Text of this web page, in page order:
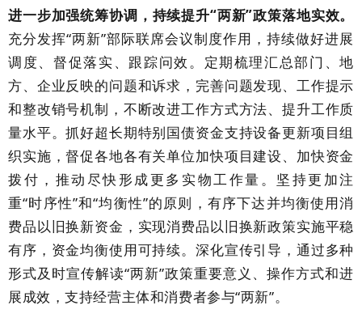
进一步加强统筹协调，持续提升“两新”政策落地实效。
充分发挥“两新”部际联席会议制度作用，持续做好进展
调度、督促落实、跟踪问效。定期梳理汇总部门、地
方、企业反映的问题和诉求，完善问题发现、工作提示
和整改销号机制，不断改进工作方式方法、提升工作质
量水平。抓好超长期特别国债资金支持设备更新项目组
织实施，督促各地各有关单位加快项目建设、加快资金
拨付，推动尽快形成更多实物工作量。坚持更加注
重“时序性”和“均衡性”的原则，有序下达并均衡使用消
费品以旧换新资金，实现消费品以旧换新政策实施平稳
有序，资金均衡使用可持续。深化宣传引导，通过多种
形式及时宣传解读“两新”政策重要意义、操作方式和进
展成效，支持经营主体和消费者参与“两新”。